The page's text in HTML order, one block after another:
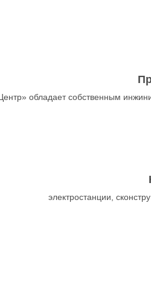
обладает собственным
электростанции,